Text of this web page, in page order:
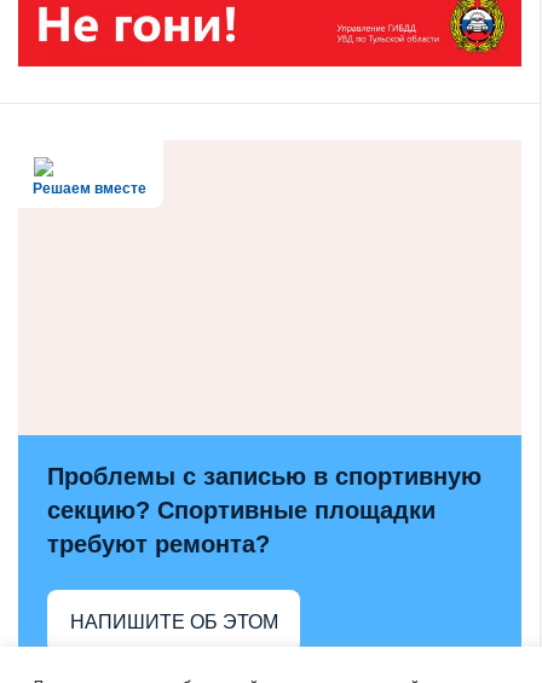
Решаем вместе
Проблемы с записью в спортивную
секцию? Спортивные площадки
требуют ремонта?
НАПИШИТЕ ОБ ЭТОМ